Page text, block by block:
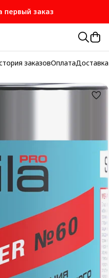
первый заказ
заказовОплатаДоставка